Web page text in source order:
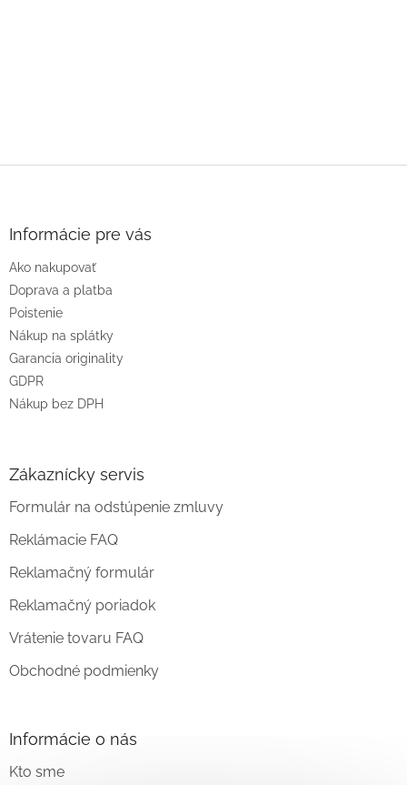
Informácie pre vás
Ako nakupovať
Doprava a platba
Poistenie
Nákup na splátky
Garancia originality
GDPR
Nákup bez DPH
Zákaznícky servis
Formulár na odstúpenie zmluvy
Reklámacie FAQ
Reklamačný formulár
Reklamačný poriadok
Vrátenie tovaru FAQ
Obchodné podmienky
Informácie o nás
Kto sme